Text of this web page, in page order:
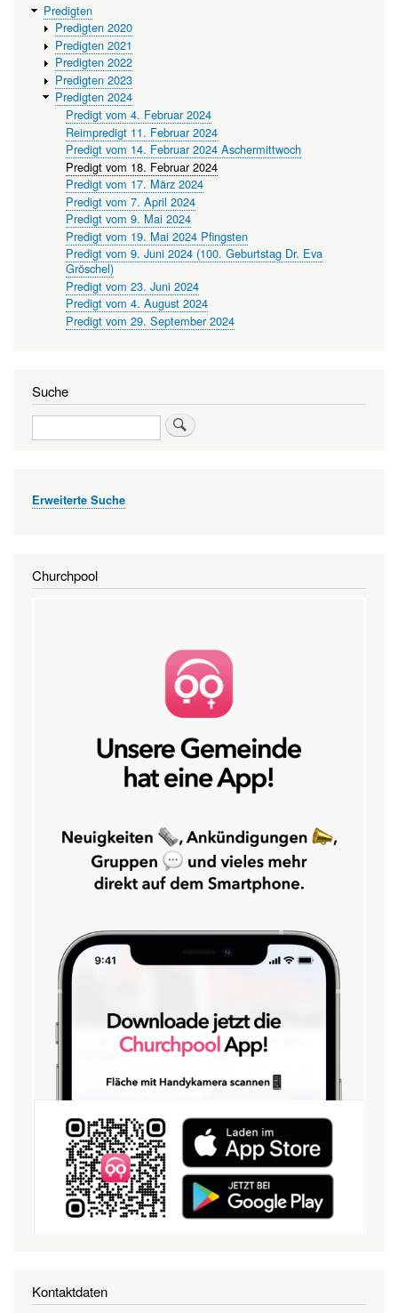
Predigten
Predigten 2020
Predigten 2021
Predigten 2022
Predigten 2023
Predigten 2024
Predigt vom 4. Februar 2024
Reimpredigt 11. Februar 2024
Predigt vom 14. Februar 2024 Aschermittwoch
Predigt vom 18. Februar 2024
Predigt vom 17. März 2024
Predigt vom 7. April 2024
Predigt vom 9. Mai 2024
Predigt vom 19. Mai 2024 Pfingsten
Predigt vom 9. Juni 2024 (100. Geburtstag Dr. Eva
Gröschel)
Predigt vom 23. Juni 2024
Predigt vom 4. August 2024
Predigt vom 29. September 2024
Suche
Suche
Erweiterte Suche
Churchpool
Kontaktdaten